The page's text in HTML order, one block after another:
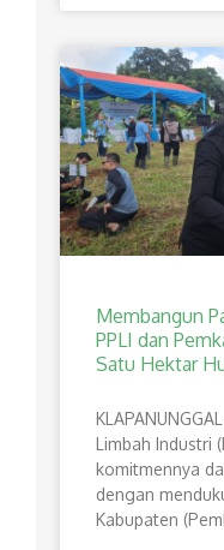
Membangun
PPLI dan
Satu Hektar
Limbah Industri
komitmennya
dengan
Kabupaten